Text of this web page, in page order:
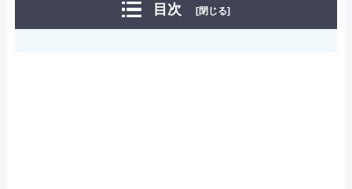
目次 [閉じる]